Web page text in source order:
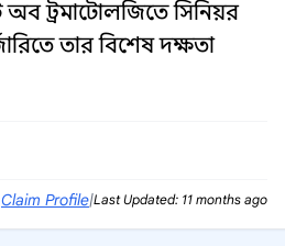
অব ট্রমাটোলজিতে সিনিয়র
তার বিশেষ দক্ষতা
Claim Profile|Last Updated: 11 months ago